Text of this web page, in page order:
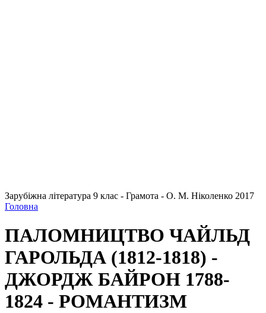
Зарубіжна література 9 клас - Грамота - О. М. Ніколенко 2017
Головна
ПАЛОМНИЦТВО ЧАЙЛЬД
ГАРОЛЬДА (1812-1818) -
ДЖОРДЖ БАЙРОН 1788-
1824 - РОМАНТИЗМ